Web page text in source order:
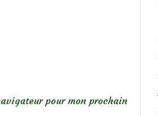
pour mon prochain